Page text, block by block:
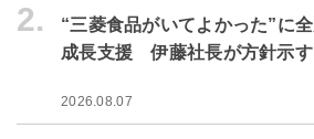
2.
“三菱食品がいてよかった”に
成長支援 伊藤社長が方針示す
2026.08.07